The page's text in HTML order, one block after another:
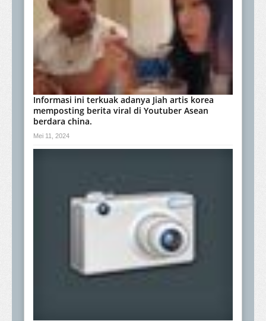
Informasi ini terkuak adanya Jiah artis korea
memposting berita viral di Youtuber Asean
berdara china.
Mei 11, 2024